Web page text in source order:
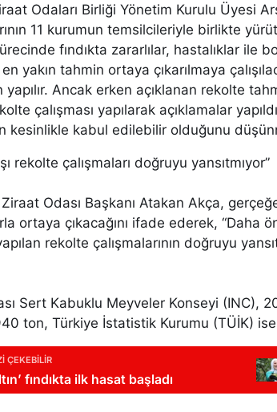
Odaları Birliği Yönetim Kurulu Üyesi
11 kurumun temsilcileriyle birlikte
fındıkta zararlılar, hastalıklar ile
yakın tahmin ortaya çıkarılmaya
yapılır. Ancak erken açıklanan rekolte
çalışması yapılarak açıklamalar
kesinlikle kabul edilebilir olduğunu
rekolte çalışmaları doğruyu yansıtmıyor”
Odası Başkanı Atakan Akça,
ortaya çıkacağını ifade ederek, “Daha
rekolte çalışmalarının doğruyu
Sert Kabuklu Meyveler Konseyi (INC),
ton, Türkiye İstatistik Kurumu (TÜİK) ise
ÇEKEBILIR
fındıkta ilk hasat başladı